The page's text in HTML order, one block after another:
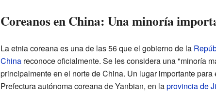
Coreanos en China: Una minoría
La etnia coreana es una de las 56 que el gobierno de la
Chinareconoce oficialmente. Se les considera una "minoría
principalmente en el norte de China. Un lugar importante para
Prefectura autónoma coreana de Yanbian, en laprovincia de